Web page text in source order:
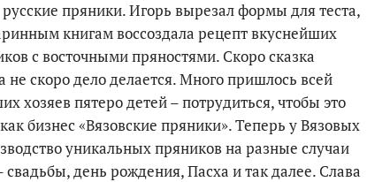
пряники. Игорь вырезал формы для теста,
книгам воссоздала рецепт вкуснейших
с восточными пряностями. Скоро сказка
не скоро дело делается. Много пришлось всей
хозяев пятеро детей – потрудиться, чтобы это
бизнес «Вязовские пряники». Теперь у Вязовых
уникальных пряников на разные случаи
день рождения, Пасха и так далее. Слава